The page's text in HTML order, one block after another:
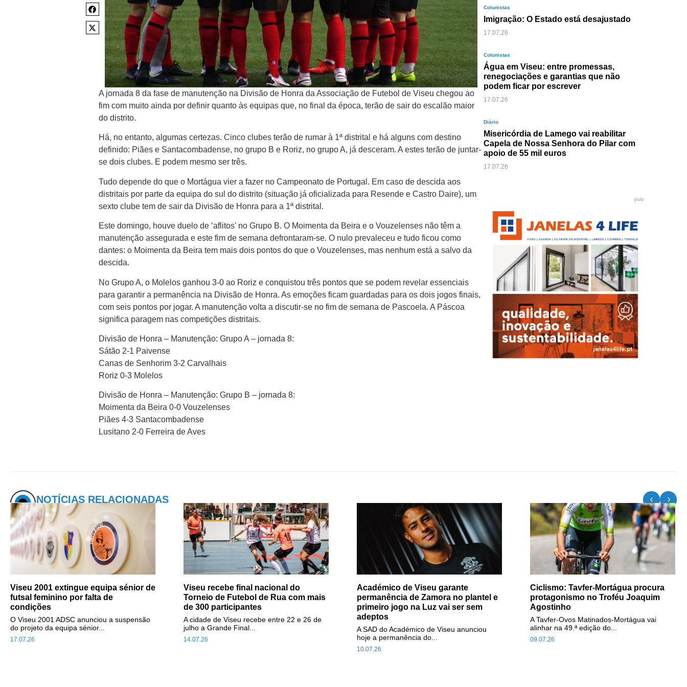
A jornada 8 da fase de manutenção na Divisão de Honra da Associação de Futebol de Viseu chegou ao
fim com muito ainda por definir quanto às equipas que, no final da época, terão de sair do escalão maior
do distrito.
Há, no entanto, algumas certezas. Cinco clubes terão de rumar à 1ª distrital e há alguns com destino
definido: Piães e Santacombadense, no grupo B e Roriz, no grupo A, já desceram. A estes terão de juntar-
se dois clubes. E podem mesmo ser três.
Tudo depende do que o Mortágua vier a fazer no Campeonato de Portugal. Em caso de descida aos
distritais por parte da equipa do sul do distrito (situação já oficializada para Resende e Castro Daire), um
sexto clube tem de sair da Divisão de Honra para a 1ª distrital.
Este domingo, houve duelo de ‘aflitos’ no Grupo B. O Moimenta da Beira e o Vouzelenses não têm a
manutenção assegurada e este fim de semana defrontaram-se. O nulo prevaleceu e tudo ficou como
dantes: o Moimenta da Beira tem mais dois pontos do que o Vouzelenses, mas nenhum está a salvo da
descida.
No Grupo A, o Molelos ganhou 3-0 ao Roriz e conquistou três pontos que se podem revelar essenciais
para garantir a permanência na Divisão de Honra. As emoções ficam guardadas para os dois jogos finais,
com seis pontos por jogar. A manutenção volta a discutir-se no fim de semana de Pascoela. A Páscoa
significa paragem nas competições distritais.
Divisão de Honra – Manutenção: Grupo A – jornada 8:
Sátão 2-1 Paivense
Canas de Senhorim 3-2 Carvalhais
Roriz 0-3 Molelos
Divisão de Honra – Manutenção: Grupo B – jornada 8:
Moimenta da Beira 0-0 Vouzelenses
Piães 4-3 Santacombadense
Lusitano 2-0 Ferreira de Aves
Colunistas
Imigração: O Estado está desajustado
17.07.26
Colunistas
Água em Viseu: entre promessas,
renegociações e garantias que não
podem ficar por escrever
17.07.26
Diário
Misericórdia de Lamego vai reabilitar
Capela de Nossa Senhora do Pilar com
apoio de 55 mil euros
17.07.26
pub
NOTÍCIAS RELACIONADAS
Viseu 2001 extingue equipa sénior de
futsal feminino por falta de
condições
17.07.26
O Viseu 2001 ADSC anunciou a suspensão
do projeto da equipa sénior...
Viseu recebe final nacional do
Torneio de Futebol de Rua com mais
de 300 participantes
14.07.26
A cidade de Viseu recebe entre 22 e 26 de
julho a Grande Final...
Académico de Viseu garante
permanência de Zamora no plantel e
primeiro jogo na Luz vai ser sem
adeptos
10.07.26
A SAD do Académico de Viseu anunciou
hoje a permanência do...
Ciclismo: Tavfer-Mortágua procura
protagonismo no Troféu Joaquim
Agostinho
09.07.26
A Tavfer-Ovos Matinados-Mortágua vai
alinhar na 49.ª edição do...